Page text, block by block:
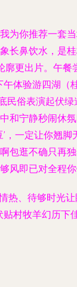
为你推荐一套
长鼻饮水，是
更出片。午
体验游四湖（
俗表演起伏
和宁静秒闹休
一定让你翘脚
包逛不确只再
风即已对全程
热、待够时光
村牧羊幻历